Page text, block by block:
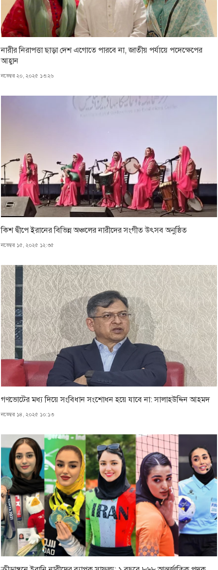
নারীর নিরাপত্তা ছাড়া দেশ এগোতে পারবে না, জাতীয় পর্যায়ে পদেক্ষেপের
আহ্বান
নভেম্বর ২০, ২০২৫ ১৩:২৬
কিশ দ্বীপে ইরানের বিভিন্ন অঞ্চলের নারীদের সংগীত উৎসব অনুষ্ঠিত
নভেম্বর ১৫, ২০২৫ ১২:৩৫
গণভোটের মধ্য দিয়ে সংবিধান সংশোধন হয়ে যাবে না: সালাহউদ্দিন আহমদ
নভেম্বর ১৪, ২০২৫ ১০:১৩